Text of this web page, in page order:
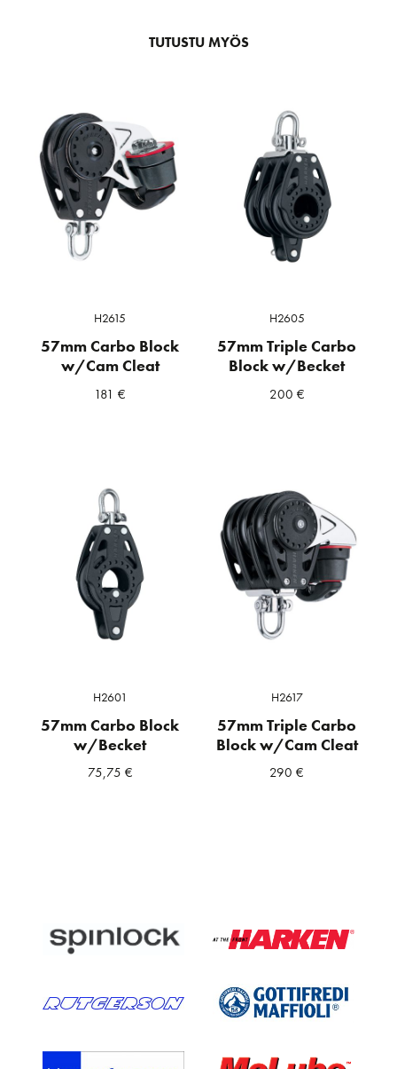
TUTUSTU MYÖS
H2615
57mm Carbo Block
w/Cam Cleat
181€
H2605
57mm Triple Carbo
Block w/Becket
200 €
H2601
57mm Carbo Block
w/Becket
75,75 €
H2617
57mm Triple Carbo
Block w/Cam Cleat
290€